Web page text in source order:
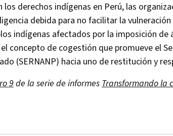
los derechos indígenas en Perú, las
debida para no facilitar la
indígenas afectados por la imposición
concepto de cogestión que promueve el
(SERNANP) hacia uno de restitución y
9de la serie de informesTransformando la